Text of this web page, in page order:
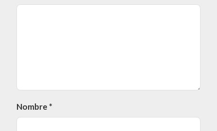
Nombre *